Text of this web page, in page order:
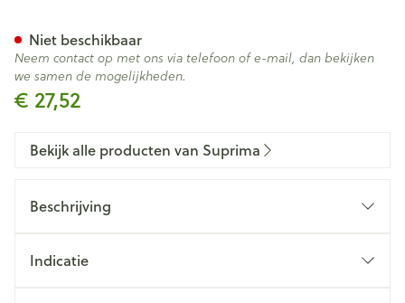
€ 27,52
Niet beschikbaar
Neem contact op met ons via telefoon of e-mail, dan bekijken
we samen de mogelijkheden.
Bekijk alle producten van Suprima
Beschrijving
Indicatie